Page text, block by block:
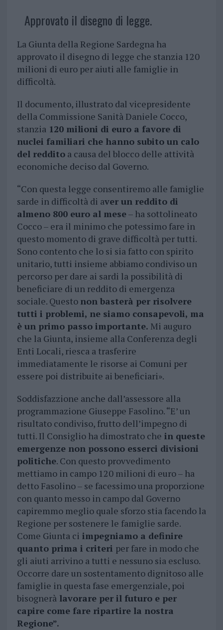
Approvato il disegno di legge.
La Giunta della Regione Sardegna ha
approvato il disegno di legge che stanzia 120
milioni di euro per aiuti alle famiglie in
difficoltà.
Il documento, illustrato dal vicepresidente
della Commissione Sanità Daniele Cocco,
stanzia120 milioni di euro a favore di
nuclei familiari che hanno subito un calo
del redditoa causa del blocco delle attività
economiche deciso dal Governo.
“Con questa legge consentiremo alle famiglie
sarde in difficoltà di aver un reddito di
almeno 800 euro al mese– ha sottolineato
Cocco – era il minimo che potessimo fare in
questo momento di grave difficoltà per tutti.
Sono contento che lo si sia fatto con spirito
unitario, tutti insieme abbiamo condiviso un
percorso per dare ai sardi la possibilità di
beneficiare di un reddito di emergenza
sociale. Questo non basterà per risolvere
tutti i problemi, ne siamo consapevoli, ma
è un primo passo importante. Mi auguro
che la Giunta, insieme alla Conferenza degli
Enti Locali, riesca a trasferire
immediatamente le risorse ai Comuni per
essere poi distribuite ai beneficiari».
Soddisfazzione anche dall’assessore alla
programmazione Giuseppe Fasolino. “E’ un
risultato condiviso, frutto dell’impegno di
tutti. Il Consiglio ha dimostrato che in queste
emergenze non possono esserci divisioni
politiche. Con questo provvedimento
mettiamo in campo 120 milioni di euro – ha
detto Fasolino – se facessimo una proporzione
con quanto messo in campo dal Governo
capiremmo meglio quale sforzo stia facendo la
Regione per sostenere le famiglie sarde.
Come Giunta ci impegniamo a definire
quanto prima i criteri per fare in modo che
gli aiuti arrivino a tutti e nessuno sia escluso.
Occorre dare un sostentamento dignitoso alle
famiglie in questa fase emergenziale, poi
bisogneràlavorare per il futuro e per
capire come fare ripartire la nostra
Regione”.